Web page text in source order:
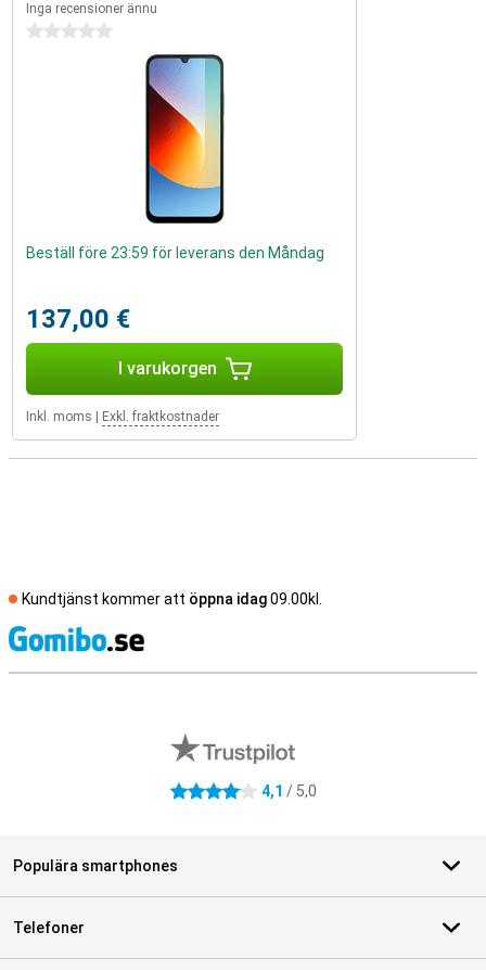
Inga recensioner ännu
0 stjärnor
Beställ före 23:59 för leverans den Måndag
137,00 €
I varukorgen
Inkl. moms Exkl. fraktkostnader
Kundtjänst kommer att öppna idag09.00kl.
4.1 stjärnor 4,1 / 5,0
Populära smartphones
Telefoner